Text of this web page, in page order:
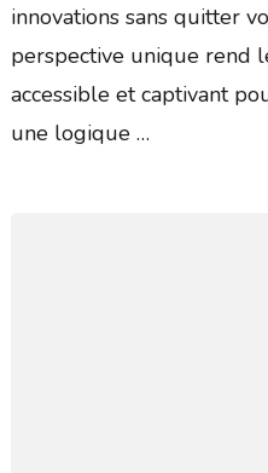
innovations sans quitter
perspective unique rend
accessible et captivant
une logique …